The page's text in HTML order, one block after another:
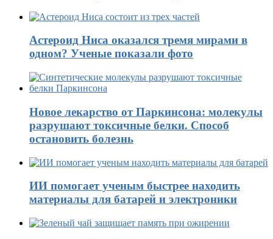
Астероид Ниса оказался тремя мирами в
одном? Ученые показали фото
Новое лекарство от Паркинсона: молекулы
разрушают токсичные белки. Способ
остановить болезнь
ИИ помогает ученым быстрее находить
материалы для батарей и электроники